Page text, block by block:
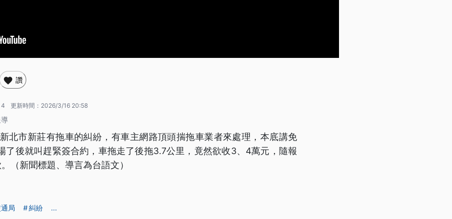
讚
更新時間： 2026/3/16 20:58
北市新莊有拖車的糾紛，有車主網路頂頭揣拖車業者來處理，本底講免
了後就叫趕緊簽合約，車拖走了後拖3.7公里，竟然欲收3、4萬元，隨報
（新聞標題、導言為台語文）
局 糾紛 ...